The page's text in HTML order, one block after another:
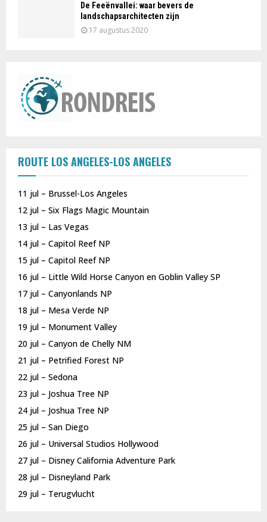
De Feeënvallei: waar bevers de
landschapsarchitecten zijn
17 augustus 2020
ROUTE LOS ANGELES-LOS ANGELES
11 jul – Brussel-Los Angeles
12 jul – Six Flags Magic Mountain
13 jul – Las Vegas
14 jul – Capitol Reef NP
15 jul – Capitol Reef NP
16 jul – Little Wild Horse Canyon en Goblin Valley SP
17 jul – Canyonlands NP
18 jul – Mesa Verde NP
19 jul – Monument Valley
20 jul – Canyon de Chelly NM
21 jul – Petrified Forest NP
22 jul – Sedona
23 jul – Joshua Tree NP
24 jul – Joshua Tree NP
25 jul – San Diego
26 jul – Universal Studios Hollywood
27 jul – Disney California Adventure Park
28 jul – Disneyland Park
29 jul – Terugvlucht